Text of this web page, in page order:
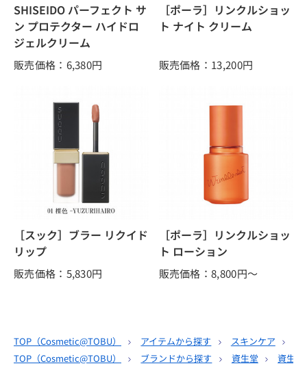
SHISEIDO パーフェクト サ
ン プロテクター ハイドロ
ジェルクリーム
販売価格：6,380円
［ポーラ］リンクルショッ
ト ナイト クリーム
販売価格：13,200円
［スック］ブラー リクイド
リップ
販売価格：5,830円
［ポーラ］リンクルショッ
ト ローション
販売価格：8,800円～
TOP（Cosmetic@TOBU） アイテムから探す スキンケア
TOP（Cosmetic@TOBU） ブランドから探す 資生堂 資生堂